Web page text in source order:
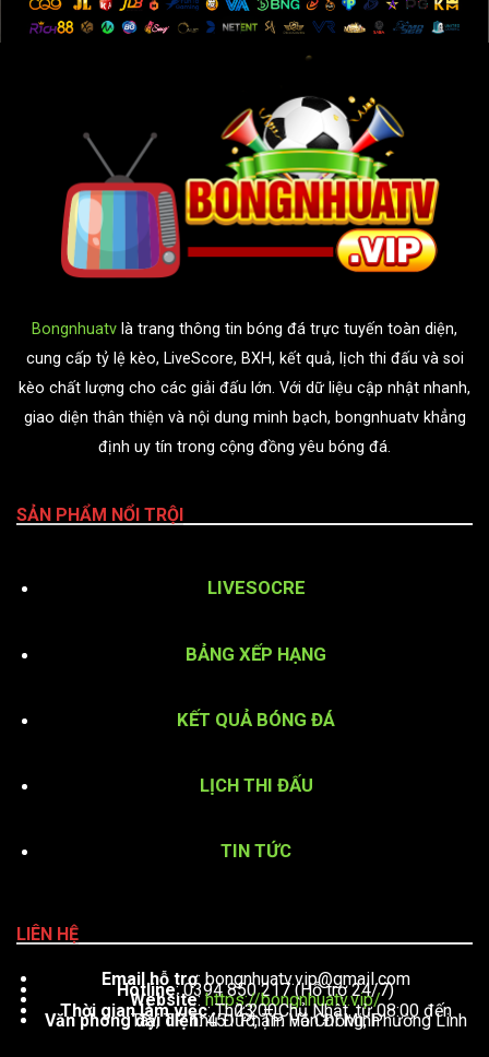
Bongnhuatv là trang thông tin bóng đá trực tuyến toàn diện,
cung cấp tỷ lệ kèo, LiveScore, BXH, kết quả, lịch thi đấu và soi
kèo chất lượng cho các giải đấu lớn. Với dữ liệu cập nhật nhanh,
giao diện thân thiện và nội dung minh bạch, bongnhuatv khẳng
định uy tín trong cộng đồng yêu bóng đá.
SẢN PHẨM NỔI TRỘI
LIVESOCRE
BẢNG XẾP HẠNG
KẾT QUẢ BÓNG ĐÁ
LỊCH THI ĐẤU
TIN TỨC
LIÊN HỆ
Email hỗ trợ:bongnhuatv.vip@gmail.com
Hotline: 0394 850 217 (Hỗ trợ 24/7)
Website:https://bongnhuatv.vip/
Thời gian làm việc : Thứ 2 – Chủ Nhật, từ 08:00 đến 23:00
Văn phòng đại diện: 451 Phạm Văn Đồng, Phường Linh Tây, TP. Thủ Đức, TP. Hồ Chí Minh